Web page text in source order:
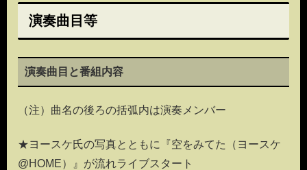
演奏曲目等
演奏曲目と番組内容
（注）曲名の後ろの括弧内は演奏メンバー
★ヨースケ氏の写真とともに『空をみてた（ヨースケ
@HOME）』が流れライブスタート